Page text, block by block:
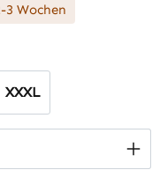
Wochen
XXXL